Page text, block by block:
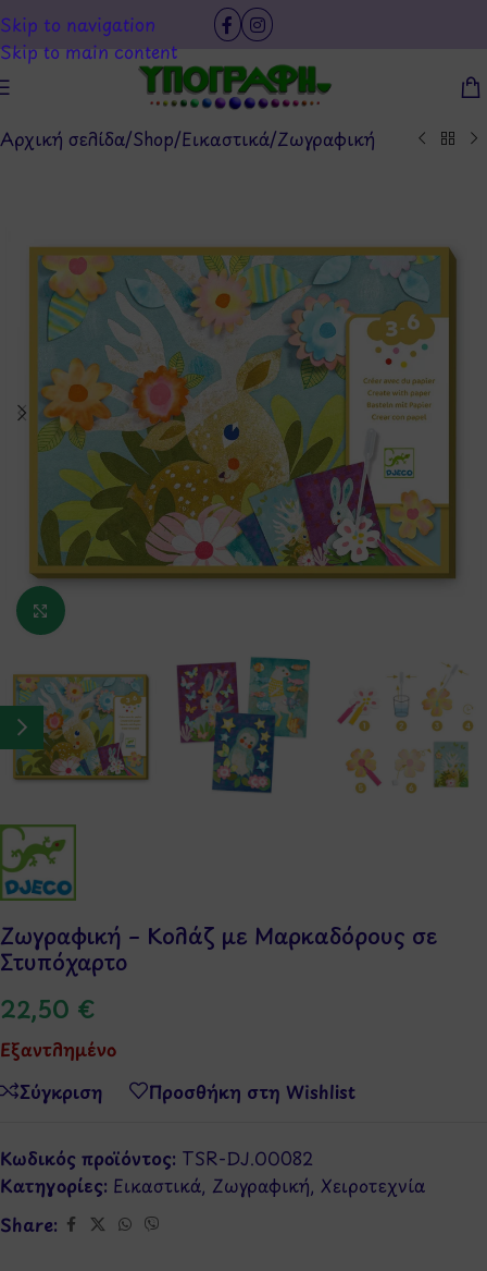
Skip to navigation
Skip to main content
Αρχική σελίδα/Shop/Εικαστικά/Ζωγραφική
Κάντε κλικ για μεγέθυνση
Ζωγραφική – Κολάζ με Μαρκαδόρους σε
Στυπόχαρτο
22,50 €
Εξαντλημένο
Σύγκριση
Προσθήκη στη Wishlist
Κωδικός προϊόντος: TSR-DJ.00082
Κατηγορίες: Εικαστικά, Ζωγραφική, Χειροτεχνία
Share: